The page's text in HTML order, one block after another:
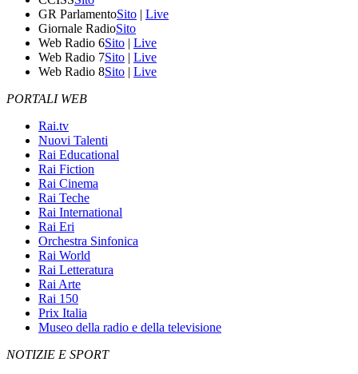
GR ParlamentoSito | Live
Giornale RadioSito
Web Radio 6Sito | Live
Web Radio 7Sito | Live
Web Radio 8Sito | Live
PORTALI WEB
Rai.tv
Nuovi Talenti
Rai Educational
Rai Fiction
Rai Cinema
Rai Teche
Rai International
Rai Eri
Orchestra Sinfonica
Rai World
Rai Letteratura
Rai Arte
Rai 150
Prix Italia
Museo della radio e della televisione
NOTIZIE E SPORT